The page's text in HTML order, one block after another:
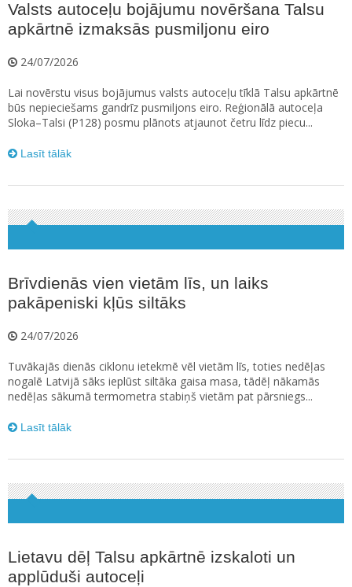
Valsts autoceļu bojājumu novēršana Talsu
apkārtnē izmaksās pusmiljonu eiro
24/07/2026
Lai novērstu visus bojājumus valsts autoceļu tīklā Talsu apkārtnē
būs nepieciešams gandrīz pusmiljons eiro. Reģionālā autoceļa
Sloka–Talsi (P128) posmu plānots atjaunot četru līdz piecu...
Lasīt tālāk
Brīvdienās vien vietām līs, un laiks
pakāpeniski kļūs siltāks
24/07/2026
Tuvākajās dienās ciklonu ietekmē vēl vietām līs, toties nedēļas
nogalē Latvijā sāks ieplūst siltāka gaisa masa, tādēļ nākamās
nedēļas sākumā termometra stabiņš vietām pat pārsniegs...
Lasīt tālāk
Lietavu dēļ Talsu apkārtnē izskaloti un
applūduši autoceļi